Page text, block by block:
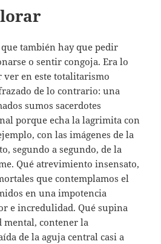
también hay que pedir
o sentir congoja. Era lo
ver en este totalitarismo
de lo contrario: una
sumos sacerdotes
porque echa la lagrimita con
con las imágenes de la
segundo a segundo, de la
Qué atrevimiento insensato,
que contemplamos el
en una impotencia
e incredulidad. Qué supina
mental, contener la
de la aguja central casi a